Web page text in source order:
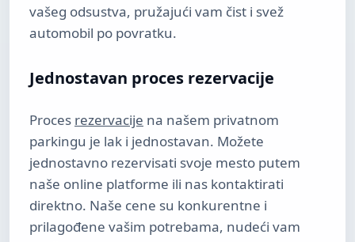
vašeg odsustva, pružajući vam čist i svež
automobil po povratku.
Jednostavan proces rezervacije
Proces rezervacije na našem privatnom
parkingu je lak i jednostavan. Možete
jednostavno rezervisati svoje mesto putem
naše online platforme ili nas kontaktirati
direktno. Naše cene su konkurentne i
prilagođene vašim potrebama, nudeći vam